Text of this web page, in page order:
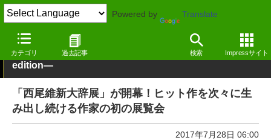
Powered by Translate
カテゴリ 過去記事 検索 Impressサイト
Book Watch/ブックニュース ―MdN Design Interactive
edition―
「西尾維新大辞展」が開幕！ヒット作を次々に生
み出し続ける作家の初の展覧会
2017年7月28日 06:00